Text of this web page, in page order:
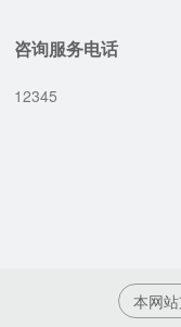
咨询服务电话
12345
本网